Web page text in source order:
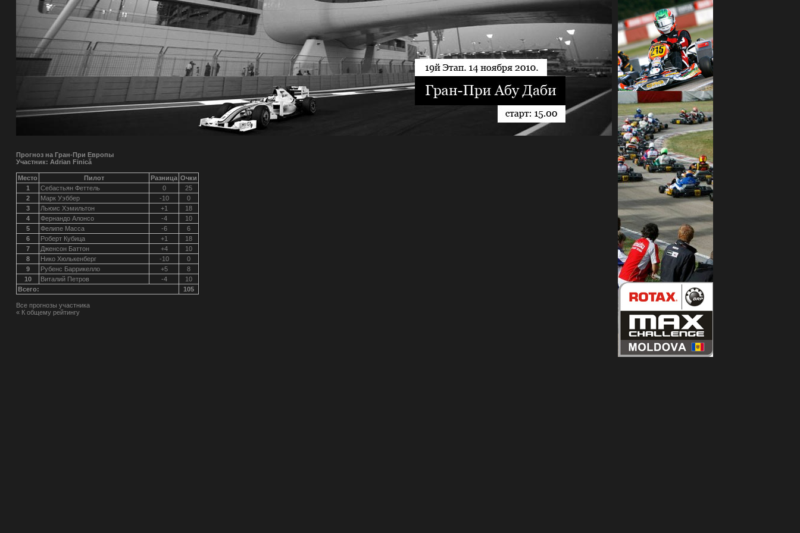
Прогноз на Гран-При Европы
Участник: Adrian Finică
Место Пилот Разница Очки
1
Себастьян Феттель 0
25
2
Марк Уэббер -10
0
3
Льюис Хэмильтон +1
18
4
Фернандо Алонсо -4
10
5
Фелипе Масса -6
6
6
Роберт Кубица +1
18
7
Дженсон Баттон +4
10
8
Нико Хюлькенберг -10
0
9
Рубенс Баррикелло +5
8
10
Виталий Петров -4
10
Всего:
105
Все прогнозы участника
« К общему рейтингу